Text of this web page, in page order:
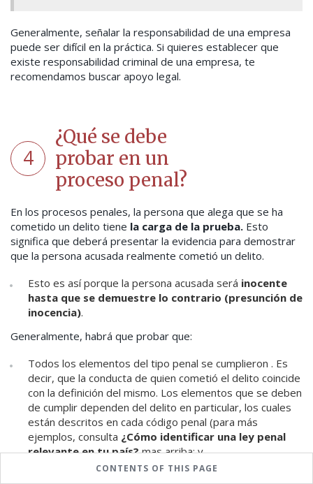
CONTENTS OF THIS PAGE
Generalmente, señalar la responsabilidad de una empresa
puede ser difícil en la práctica. Si quieres establecer que
existe responsabilidad criminal de una empresa, te
recomendamos buscar apoyo legal.
4
¿Qué se debe
probar en un
proceso penal?
En los procesos penales, la persona que alega que se ha
cometido un delito tiene la carga de la prueba. Esto
significa que deberá presentar la evidencia para demostrar
que la persona acusada realmente cometió un delito.
Esto es así porque la persona acusada será inocente
hasta que se demuestre lo contrario (presunción de
inocencia).
Generalmente, habrá que probar que:
Todos los elementos del tipo penal se cumplieron . Es
decir, que la conducta de quien cometió el delito coincide
con la definición del mismo. Los elementos que se deben
de cumplir dependen del delito en particular, los cuales
están descritos en cada código penal (para más
ejemplos, consulta ¿Cómo identificar una ley penal
relevante en tu país?mas arriba;y
La persona investigada cometió el delito (y no otra